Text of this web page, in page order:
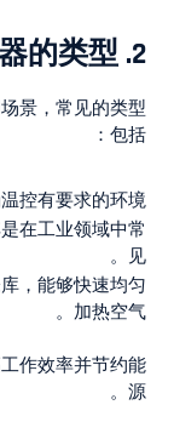
2.
的类型
景，常见的类型
包括：
控有要求的环境。
在工业领域中常
见。
，能够快速均匀
加热空气。
作效率并节约能
源。